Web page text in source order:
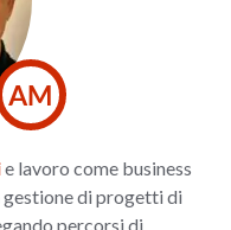
AM
e lavoro come business
gestione di progetti di
percorsi di